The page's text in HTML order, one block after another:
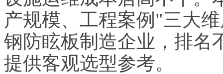
产规模、工程案例"三大
钢防眩板制造企业，排名
提供客观选型参考。